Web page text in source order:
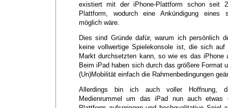
existiert mit der iPhone-Plattform schon seit
Plattform, wodurch eine Ankündigung eines
möglich wäre.
Dies sind Gründe dafür, warum ich persönlich
keine vollwertige Spielekonsole ist, die sich
Markt durchsetzten kann, so wie es das iPhone
Beim iPad haben sich durch das größere Format
(Un)Mobilität einfach die Rahmenbedingungen
Allerdings bin ich auch voller Hoffnung,
Medienrummel um das iPad nun auch etwas